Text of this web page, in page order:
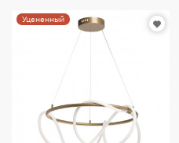
Уцененный